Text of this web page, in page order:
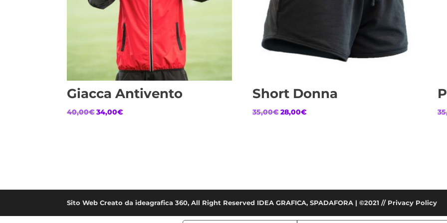
Giacca Antivento
40,00€Il
34,00€Il
Short Donna
35,00€ Il
28,00€Il
Sito Web Creato da ideagrafica 360, All Right Reserved IDEA GRAFICA, SPADAFORA | ©2021 // Privacy Policy